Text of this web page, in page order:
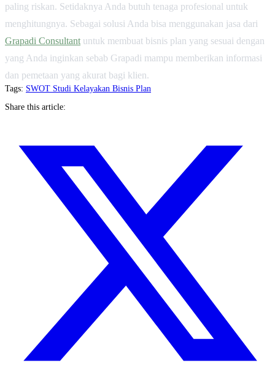
paling riskan. Setidaknya Anda butuh tenaga profesional untuk
menghitungnya. Sebagai solusi Anda bisa menggunakan jasa dari
Grapadi Consultant untuk membuat bisnis plan yang sesuai dengan
yang Anda inginkan sebab Grapadi mampu memberikan informasi
dan pemetaan yang akurat bagi klien.
Tags: SWOT Studi Kelayakan Bisnis Plan
Share this article: